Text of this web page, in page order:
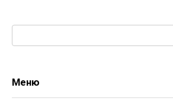
Поиск:
Меню